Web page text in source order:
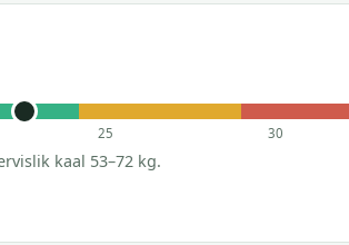
25 30
kaal 53–72 kg.